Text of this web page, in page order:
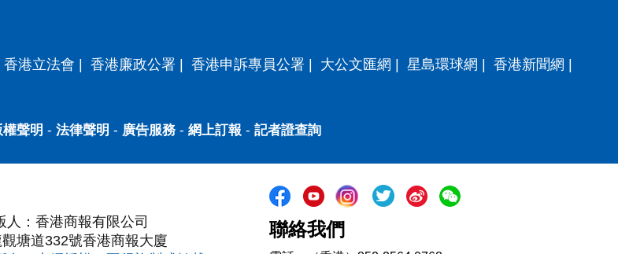
香港立法會 香港廉政公署 香港申訴專員公署 大公文匯網 星島環球網 香港新聞網
權聲明 - 法律聲明 - 廣告服務- 網上訂報 - 記者證查詢
人：香港商報有限公司
塘道332號香港商報大廈
聯絡我們